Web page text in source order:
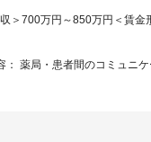
収＞700万円～850万円＜賃
： 薬局・患者間のコミュニ